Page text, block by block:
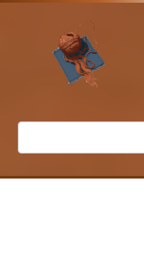
Перейти
контенту
Поиск: